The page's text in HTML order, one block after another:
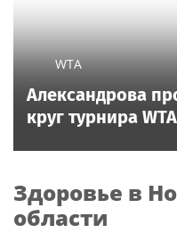
WTA
Александрова
круг турнира
Здоровье в
области